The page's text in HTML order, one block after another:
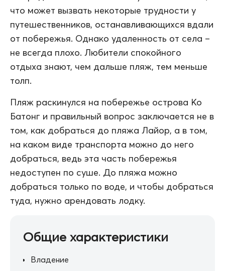
что может вызвать некоторые трудности у
путешественников, останавливающихся вдали
от побережья. Однако удаленность от села –
не всегда плохо. Любители спокойного
отдыха знают, чем дальше пляж, тем меньше
толп.
Пляж раскинулся на побережье острова Ко
Батонг и правильный вопрос заключается не в
том, как добраться до пляжа Лайор, а в том,
на каком виде транспорта можно до него
добраться, ведь эта часть побережья
недоступен по суше. До пляжа можно
добраться только по воде, и чтобы добраться
туда, нужно арендовать лодку.
Общие характеристики
Владение